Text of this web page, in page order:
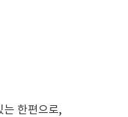
는 한편으로,